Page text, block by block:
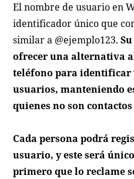
El nombre de usuario en
identificador único que
similar a @ejemplo123.
ofrecer una alternativa
teléfono para identificar
usuarios, manteniendo
quienes no son
Cada persona podrá
usuario, y este será
primero que lo reclame